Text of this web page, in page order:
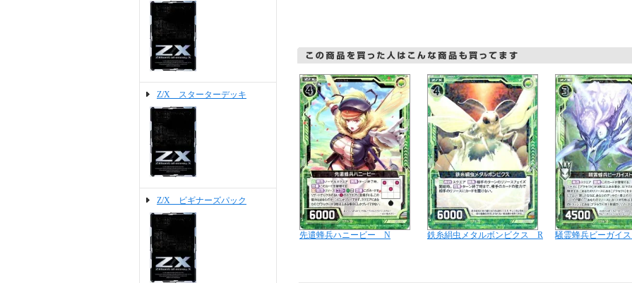
Z/X スターターデッキ
Z/X ビギナーズパック
先遣蜂兵ハニービー N 鉄糸絹虫メタルボンビクス R 騒霊蜂兵ビーガイ